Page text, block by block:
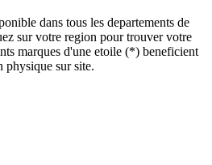
dans tous les departements de
sur votre region pour trouver votre
marques d'une etoile (*) beneficient
physique sur site.